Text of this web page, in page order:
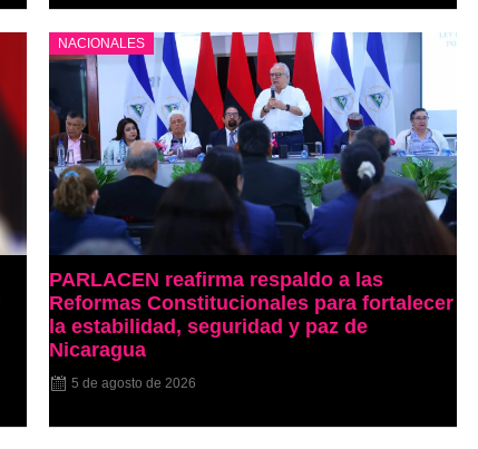
NACIONALES
PARLACEN reafirma respaldo a las
Reformas Constitucionales para fortalecer
la estabilidad, seguridad y paz de
Nicaragua
5 de agosto de 2026